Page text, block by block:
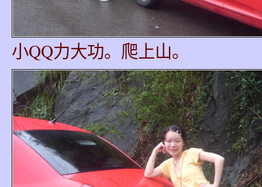
小QQ力大功。爬上山。